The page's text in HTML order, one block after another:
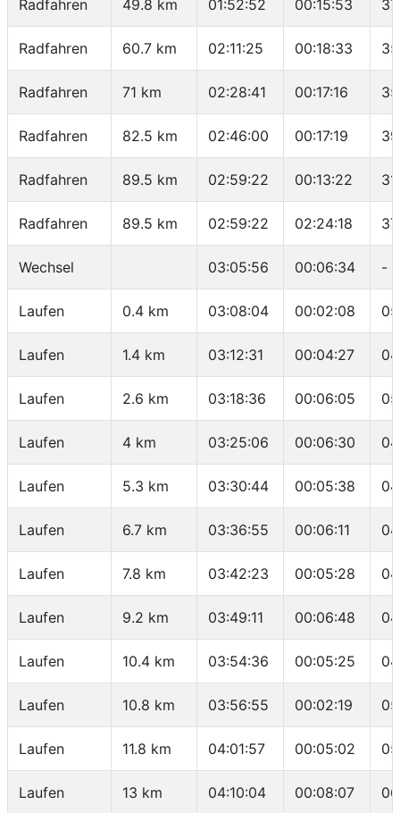
Radfahren 49.8 km 01:52:52 00:15:53
Radfahren 60.7 km 02:11:25 00:18:33
Radfahren 71 km 02:28:41 00:17:16
Radfahren 82.5 km 02:46:00 00:17:19
Radfahren 89.5 km 02:59:22 00:13:22
Radfahren 89.5 km 02:59:22 02:24:18
Wechsel 03:05:56 00:06:34 -
Laufen 0.4 km 03:08:04 00:02:08
Laufen 1.4 km 03:12:31 00:04:27
Laufen 2.6 km 03:18:36 00:06:05
Laufen 4 km 03:25:06 00:06:30
Laufen 5.3 km 03:30:44 00:05:38
Laufen 6.7 km 03:36:55 00:06:11
Laufen 7.8 km 03:42:23 00:05:28
Laufen 9.2 km 03:49:11 00:06:48
Laufen 10.4 km 03:54:36 00:05:25
Laufen 10.8 km 03:56:55 00:02:19
Laufen 11.8 km 04:01:57 00:05:02
Laufen 13 km 04:10:04 00:08:07